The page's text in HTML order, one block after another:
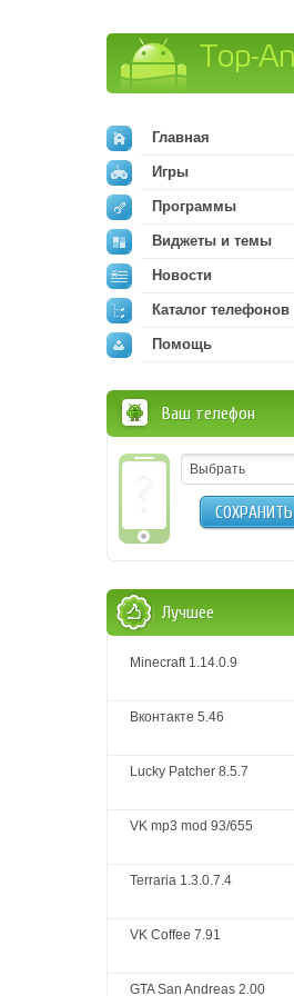
Главная
Игры
Программы
Виджеты и темы
Новости
Каталог телефонов
Помощь
Ваш телефон
Выбрать
СОХРАНИТЬ
Лучшее
Minecraft 1.14.0.9
Вконтакте 5.46
Lucky Patcher 8.5.7
VK mp3 mod 93/655
Terraria 1.3.0.7.4
VK Coffee 7.91
GTA San Andreas 2.00